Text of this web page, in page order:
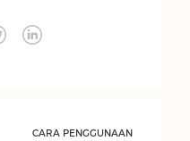
CARA PENGGUNAAN